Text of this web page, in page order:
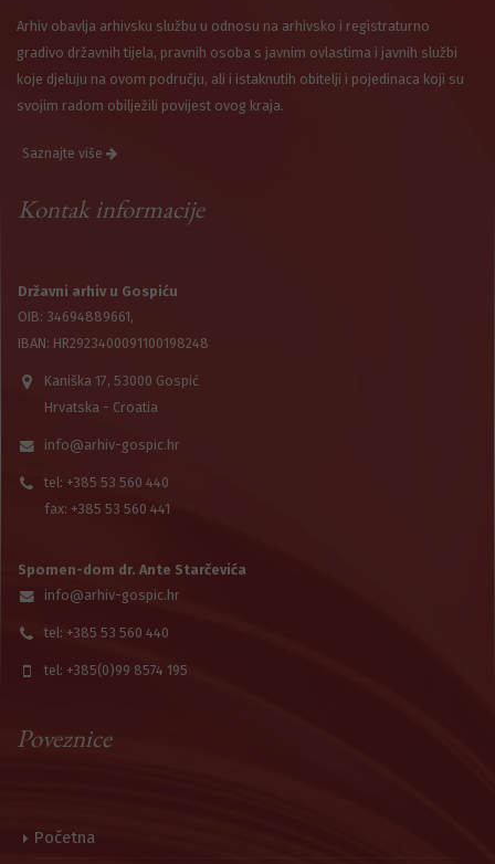
Arhiv obavlja arhivsku službu u odnosu na arhivsko i registraturno
gradivo državnih tijela, pravnih osoba s javnim ovlastima i javnih službi
koje djeluju na ovom području, ali i istaknutih obitelji i pojedinaca koji su
svojim radom obilježili povijest ovog kraja.
Saznajte više
Kontak informacije
Državni arhiv u Gospiću
OIB: 34694889661,
IBAN: HR2923400091100198248
Kaniška 17, 53000 Gospić
Hrvatska - Croatia
info@arhiv-gospic.hr
tel: +385 53 560 440
fax: +385 53 560 441
Spomen-dom dr. Ante Starčevića
info@arhiv-gospic.hr
tel: +385 53 560 440
tel: +385(0)99 8574 195
Poveznice
Početna